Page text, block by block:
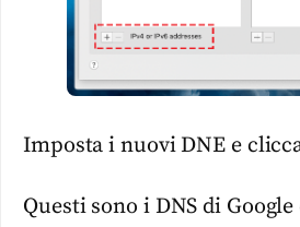
Imposta i nuovi DNE e
Questi sono i DNS di